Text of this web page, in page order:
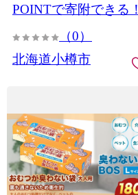
道
POINTで寄附できる！
（0）
北海道小樽市